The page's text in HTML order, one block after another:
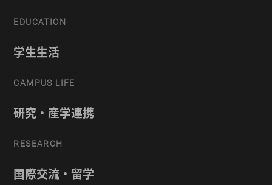
EDUCATION
学生生活
CAMPUS LIFE
研究・産学連携
RESEARCH
国際交流・留学